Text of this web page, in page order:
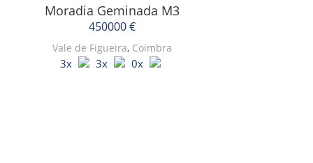
Moradia Geminada M3
450000 €
Vale de Figueira, Coimbra
3x 3x 0x